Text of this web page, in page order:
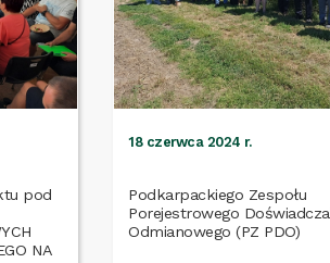
pod
NA
18 czerwca 2024 r.
Podkarpackiego Zespołu
Porejestrowego